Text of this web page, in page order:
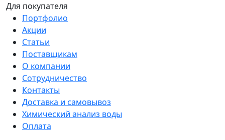
Для покупателя
Портфолио
Акции
Статьи
Поставщикам
О компании
Сотрудничество
Контакты
Доставка и самовывоз
Химический анализ воды
Оплата